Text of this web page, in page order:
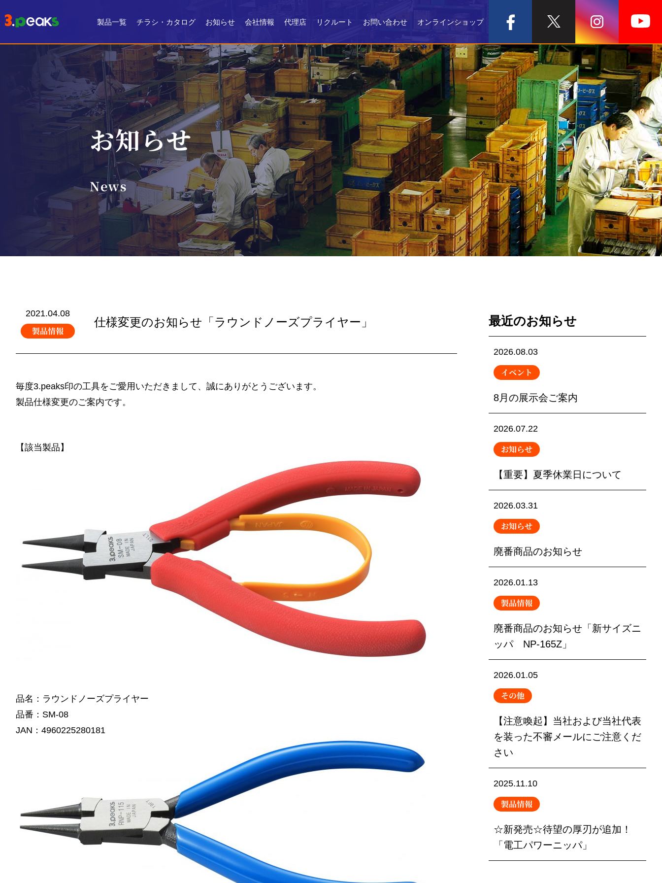
製品一覧
チラシ・カタログ
お知らせ
会社情報
代理店 リクルート
お問い合わせ
オンラインショップ
お知らせ
News
2021.04.08
製品情報
仕様変更のお知らせ「ラウンドノーズプライヤー」
毎度3.peaks印の工具をご愛用いただきまして、誠にありがとうございます。
製品仕様変更のご案内です。
【該当製品】
品名：ラウンドノーズプライヤー
品番：SM-08
JAN：4960225280181
最近のお知らせ
2026.08.03
イベント
8月の展示会ご案内
2026.07.22
お知らせ
【重要】夏季休業日について
2026.03.31
お知らせ
廃番商品のお知らせ
2026.01.13
製品情報
廃番商品のお知らせ「新サイズニ
ッパ NP-165Z」
2026.01.05
その他
【注意喚起】当社および当社代表
を装った不審メールにご注意くだ
さい
2025.11.10
製品情報
☆新発売☆待望の厚刃が追加！
「電工パワーニッパ」